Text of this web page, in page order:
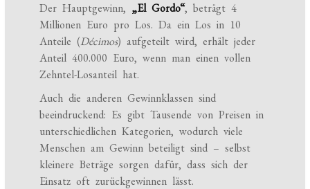
Der Hauptgewinn, „El Gordo“, beträgt 4
Millionen Euro pro Los. Da ein Los in 10
Anteile (Décimos) aufgeteilt wird, erhält jeder
Anteil 400.000 Euro, wenn man einen vollen
Zehntel-Losanteil hat.
Auch die anderen Gewinnklassen sind
beeindruckend: Es gibt Tausende von Preisen in
unterschiedlichen Kategorien, wodurch viele
Menschen am Gewinn beteiligt sind – selbst
kleinere Beträge sorgen dafür, dass sich der
Einsatz oft zurückgewinnen lässt.